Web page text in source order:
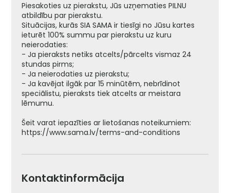
Piesakoties uz pierakstu, Jūs uzņematies PILNU
atbildību par pierakstu.
Situācijas, kurās SIA SAMA ir tiesīgi no Jūsu kartes
ieturēt 100% summu par pierakstu uz kuru
neierodaties:
- Ja pieraksts netiks atcelts/pārcelts vismaz 24
stundas pirms;
- Ja neierodaties uz pierakstu;
- Ja kavējat ilgāk par 15 minūtēm, nebrīdinot
speciālistu, pieraksts tiek atcelts ar meistara
lēmumu.
Šeit varat iepazīties ar lietošanas noteikumiem:
https://www.sama.lv/terms-and-conditions
Kontaktinformācija